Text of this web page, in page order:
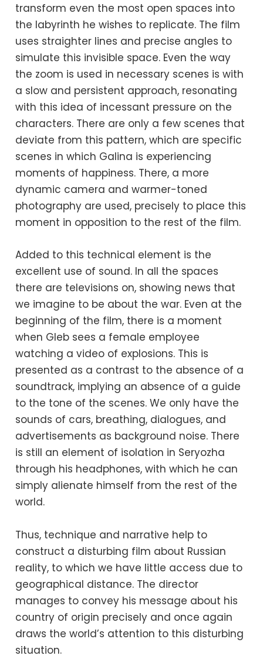
transform even the most open spaces into
the labyrinth he wishes to replicate. The film
uses straighter lines and precise angles to
simulate this invisible space. Even the way
the zoom is used in necessary scenes is with
a slow and persistent approach, resonating
with this idea of ​​incessant pressure on the
characters. There are only a few scenes that
deviate from this pattern, which are specific
scenes in which Galina is experiencing
moments of happiness. There, a more
dynamic camera and warmer-toned
photography are used, precisely to place this
moment in opposition to the rest of the film.
Added to this technical element is the
excellent use of sound. In all the spaces
there are televisions on, showing news that
we imagine to be about the war. Even at the
beginning of the film, there is a moment
when Gleb sees a female employee
watching a video of explosions. This is
presented as a contrast to the absence of a
soundtrack, implying an absence of a guide
to the tone of the scenes. We only have the
sounds of cars, breathing, dialogues, and
advertisements as background noise. There
is still an element of isolation in Seryozha
through his headphones, with which he can
simply alienate himself from the rest of the
world.
Thus, technique and narrative help to
construct a disturbing film about Russian
reality, to which we have little access due to
geographical distance. The director
manages to convey his message about his
country of origin precisely and once again
draws the world’s attention to this disturbing
situation.